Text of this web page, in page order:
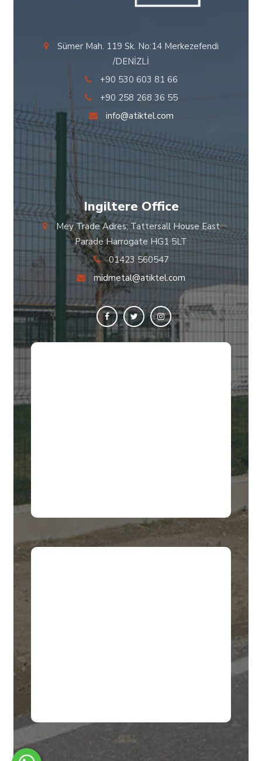
Sümer Mah. 119 Sk. No:14 Merkezefendi
/DENİZLİ
+90 530 603 81 66
+90 258 268 36 55
info@atiktel.com
Ingiltere Office
Mey Trade Adres; Tattersall House East
Parade Harrogate HG1 5LT
01423 560547
midmetal@atiktel.com